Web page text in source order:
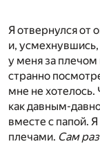
Я отвернулся от
и,
у меня за
странно
мне не
как давным-
вместе с папой.
плечами. Сам